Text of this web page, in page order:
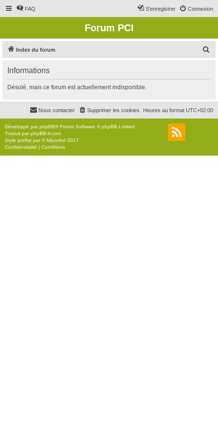
FAQ Connexion
S’enregistrer
Forum PCI
Index du forum
r
c
r
Informations
Désolé, mais ce forum est actuellement indisponible.
Heures au format UTC+02:00
Supprimer les cookies
Nous contacter
Développé parphpBB® Forum Software © phpBB Limited
Traduit parphpBB-fr.com
Style proflat par ©Mazeltof 2017
Confidentialité | Conditions